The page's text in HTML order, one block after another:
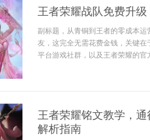
王者荣耀战队免费升
副标题，从青铜到王者的零成本
友，这完全无需花费金钱，关键
平台游戏社群，以及王者荣耀的官
王者荣耀铭文教学，
解析指南